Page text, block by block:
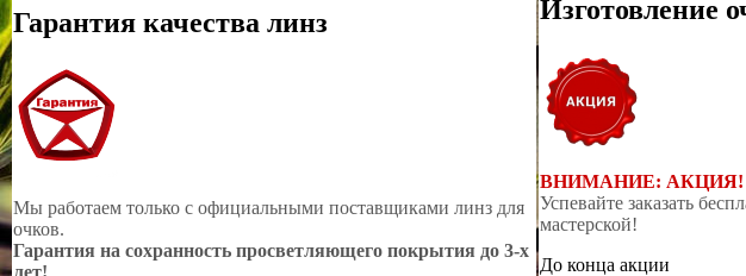
Гарантия качества линз
Мы работаем только с официальными поставщиками линз для
очков.
Гарантия на сохранность просветляющего покрытия до 3-х
лет!
Изготовление
ВНИМАНИЕ: АКЦИЯ!
Успевайте заказать
мастерской!
До конца акции